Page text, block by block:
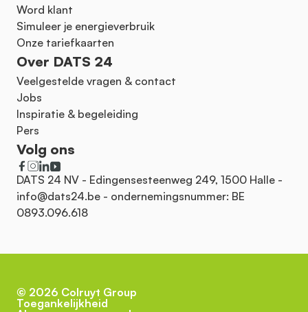
Word klant
Simuleer je energieverbruik
Onze tariefkaarten
Over DATS 24
Veelgestelde vragen & contact
Jobs
Inspiratie & begeleiding
Pers
Volg ons
DATS 24 NV - Edingensesteenweg 249, 1500 Halle -
info@dats24.be - ondernemingsnummer: BE
0893.096.618
© 2026 Colruyt Group
Toegankelijkheid